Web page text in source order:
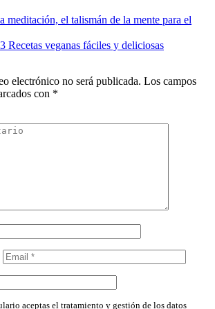
meditación, el talismán de la mente para el
3 Recetas veganas fáciles y deliciosas
electrónico no será publicada. Los campos
con *
aceptas el tratamiento y gestión de los datos